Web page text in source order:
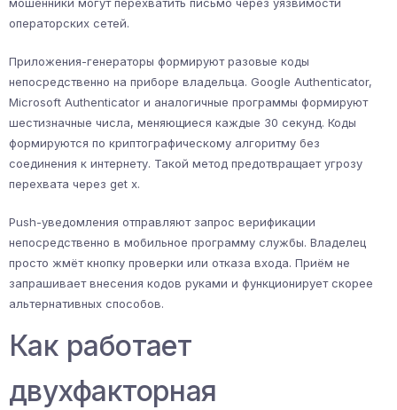
мошенники могут перехватить письмо через уязвимости
операторских сетей.
Приложения-генераторы формируют разовые коды
непосредственно на приборе владельца. Google Authenticator,
Microsoft Authenticator и аналогичные программы формируют
шестизначные числа, меняющиеся каждые 30 секунд. Коды
формируются по криптографическому алгоритму без
соединения к интернету. Такой метод предотвращает угрозу
перехвата через get x.
Push-уведомления отправляют запрос верификации
непосредственно в мобильное программу службы. Владелец
просто жмёт кнопку проверки или отказа входа. Приём не
запрашивает внесения кодов руками и функционирует скорее
альтернативных способов.
Как работает
двухфакторная